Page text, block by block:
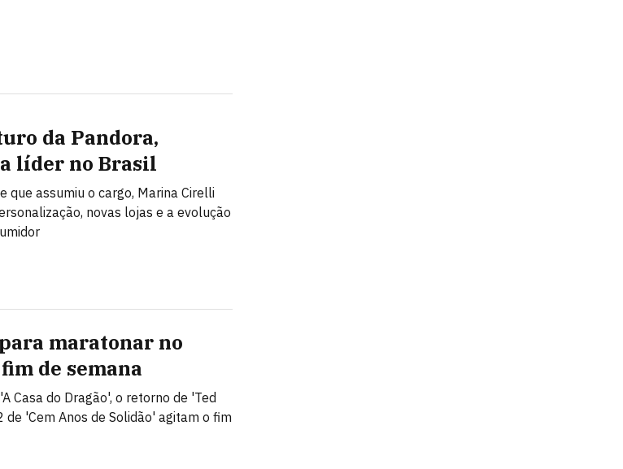
da Pandora,
líder no Brasil
que assumiu o cargo, Marina Cirelli
novas lojas e a evolução
maratonar no
de semana
Casa do Dragão', o retorno de 'Ted
de 'Cem Anos de Solidão' agitam o fim